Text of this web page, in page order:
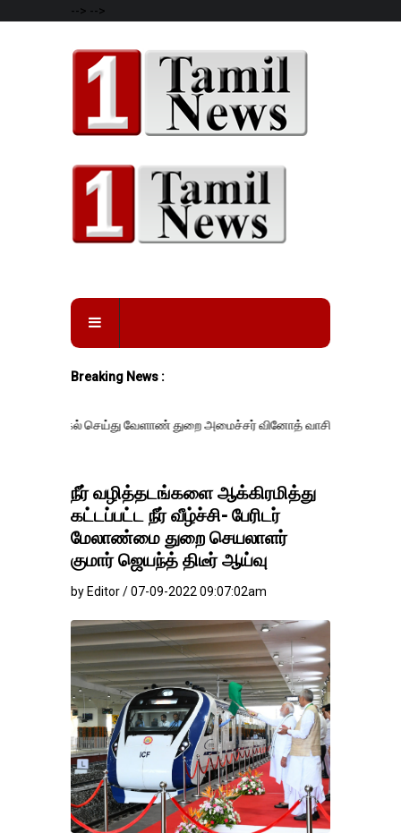
--> -->
Breaking News :
வேளாண் துறை அமைச்சர் வினோத் வாசித்து வருகிறார். �.
நீர் வழித்தடங்களை ஆக்கிரமித்து
கட்டப்பட்ட நீர் வீழ்ச்சி- பேரிடர்
மேலாண்மை துறை செயலாளர்
குமார் ஜெயந்த் திடீர் ஆய்வு
by Editor / 07-09-2022 09:07:02am